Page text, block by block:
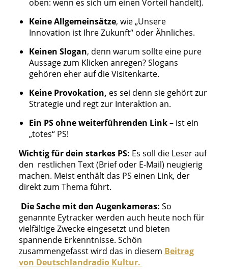
oben: wenn es sich um einen Vorteil handelt).
Keine Allgemeinsätze, wie „Unsere
Innovation ist Ihre Zukunft“ oder Ähnliches.
Keinen Slogan, denn warum sollte eine pure
Aussage zum Klicken anregen? Slogans
gehören eher auf die Visitenkarte.
Keine Provokation, es sei denn sie gehört zur
Strategie und regt zur Interaktion an.
Ein PS ohne weiterführenden Link– ist ein
„totes“ PS!
Wichtig für dein starkes PS: Es soll die Leser auf
den restlichen Text (Brief oder E-Mail) neugierig
machen. Meist enthält das PS einen Link, der
direkt zum Thema führt.
Die Sache mit den Augenkameras: So
genannte Eytracker werden auch heute noch für
vielfältige Zwecke eingesetzt und bieten
spannende Erkenntnisse. Schön
zusammengefasst wird das in diesem Beitrag
von Deutschlandradio Kultur.